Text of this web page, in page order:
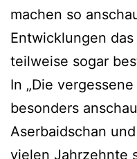
machen so
Entwicklungen
teilweise sogar
In „Die
besonders
Aserbaidschan
vielen Jahrzehnte